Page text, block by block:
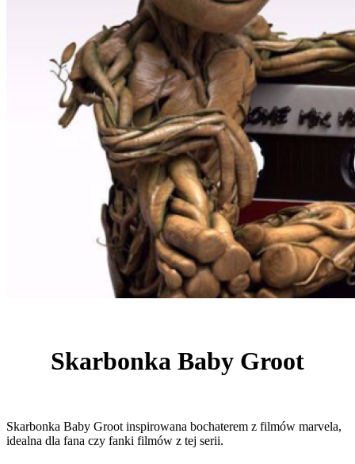
Skarbonka Baby Groot
Skarbonka Baby Groot inspirowana bochaterem z filmów marvela,
idealna dla fana czy fanki filmów z tej serii.